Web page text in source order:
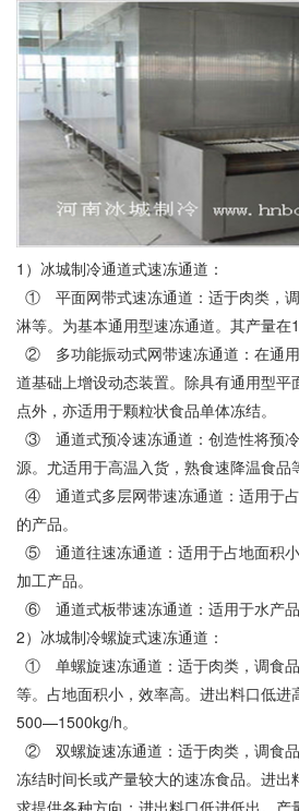
1 ）冰城制冷通道式速冻通道：
① 平面网带式速冻通道：适于肉类，
淋等。为基本通用型速冻通道。其产量在
② 多功能振动式网带速冻通道：在通
道基础上增设动态装置。除具有通用型平
点外，亦适用于颗粒状食品单体冻结。
③ 通道式预冷速冻通道：创造性将预
源。尤适用于高温入货，熟食速降温食品
④ 通道式多层网带速冻通道：适用于
的产品。
⑤ 通道往速冻通道：适用于占地面积
加工产品。
⑥ 通道式板带速冻通道：适用于水产品
2 ）冰城制冷螺旋式速冻通道：
① 单螺旋速冻通道：适于肉类，调食
等。占地面积小，效率高。进出料口低进
500—1500kg/h。
② 双螺旋速冻通道：适于肉类，调食
冻结时间长或产量较大的速冻食品。进出